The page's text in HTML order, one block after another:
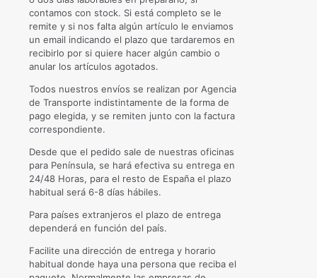
contamos con stock. Si está completo se le
remite y si nos falta algún artículo le enviamos
un email indicando el plazo que tardaremos en
recibirlo por si quiere hacer algún cambio o
anular los artículos agotados.
Todos nuestros envíos se realizan por Agencia
de Transporte indistintamente de la forma de
pago elegida, y se remiten junto con la factura
correspondiente.
Desde que el pedido sale de nuestras oficinas
para Península, se hará efectiva su entrega en
24/48 Horas, para el resto de España el plazo
habitual será 6-8 días hábiles.
Para países extranjeros el plazo de entrega
dependerá en función del país.
Facilite una dirección de entrega y horario
habitual donde haya una persona que reciba el